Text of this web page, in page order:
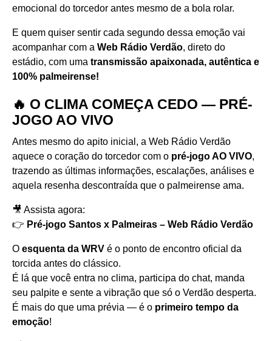
emocional do torcedor antes mesmo de a bola rolar.
E quem quiser sentir cada segundo dessa emoção vai
acompanhar com a Web Rádio Verdão, direto do
estádio, com uma transmissão apaixonada, autêntica e
100% palmeirense!
🔥 O CLIMA COMEÇA CEDO — PRÉ-
JOGO AO VIVO
Antes mesmo do apito inicial, a Web Rádio Verdão
aquece o coração do torcedor com o pré-jogo AO VIVO,
trazendo as últimas informações, escalações, análises e
aquela resenha descontraída que o palmeirense ama.
🎥 Assista agora:
👉 Pré-jogo Santos x Palmeiras – Web Rádio Verdão
O esquenta da WRV é o ponto de encontro oficial da
torcida antes do clássico.
É lá que você entra no clima, participa do chat, manda
seu palpite e sente a vibração que só o Verdão desperta.
É mais do que uma prévia — é o primeiro tempo da
emoção!